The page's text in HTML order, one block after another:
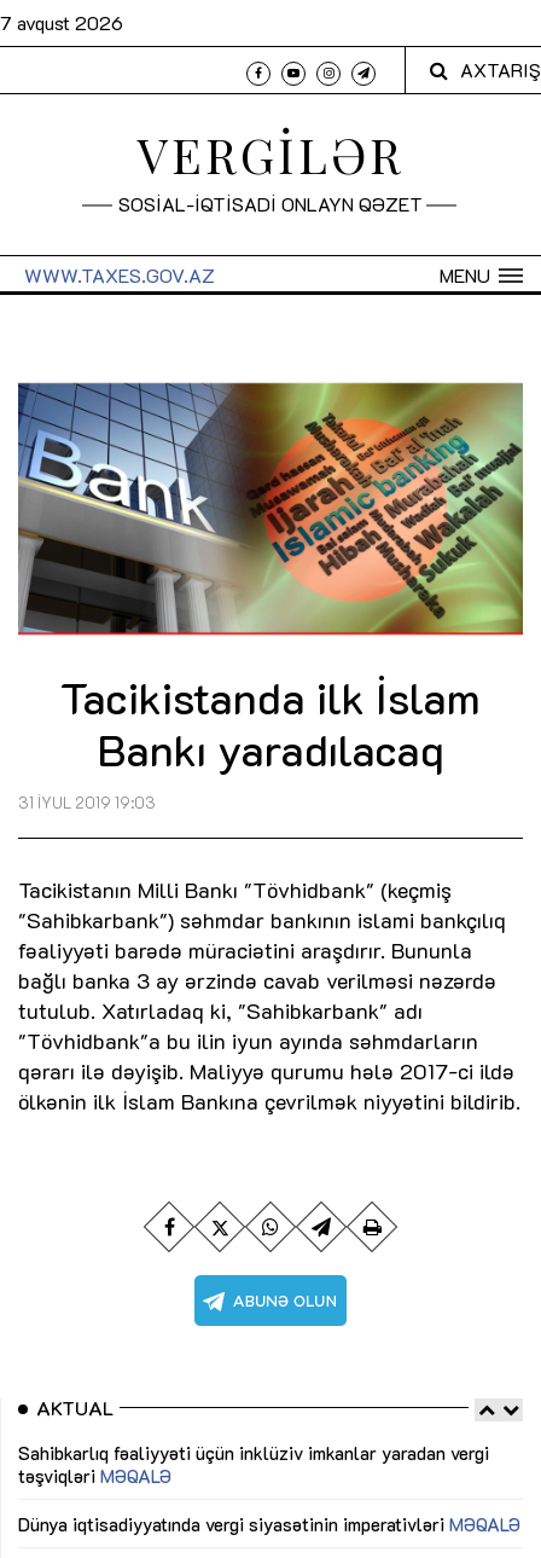
7 avqust 2026
AXTARIŞ
VERGİLƏR
SOSİAL-İQTİSADİ ONLAYN QƏZET
MENU
WWW.TAXES.GOV.AZ
Tacikistanda ilk İslam
Bankı yaradılacaq
31 İYUL 2019 19:03
Tacikistanın Milli Bankı "Tövhidbank" (keçmiş
"Sahibkarbank") səhmdar bankının islami bankçılıq
fəaliyyəti barədə müraciətini araşdırır. Bununla
bağlı banka 3 ay ərzində cavab verilməsi nəzərdə
tutulub. Xatırladaq ki, "Sahibkarbank" adı
"Tövhidbank"a bu ilin iyun ayında səhmdarların
qərarı ilə dəyişib. Maliyyə qurumu hələ 2017-ci ildə
ölkənin ilk İslam Bankına çevrilmək niyyətini bildirib.
AKTUAL
Sahibkarlıq fəaliyyəti üçün inklüziv imkanlar yaradan vergi
təşviqləri MƏQALƏ
Dünya iqtisadiyyatında vergi siyasətinin imperativləri MƏQALƏ